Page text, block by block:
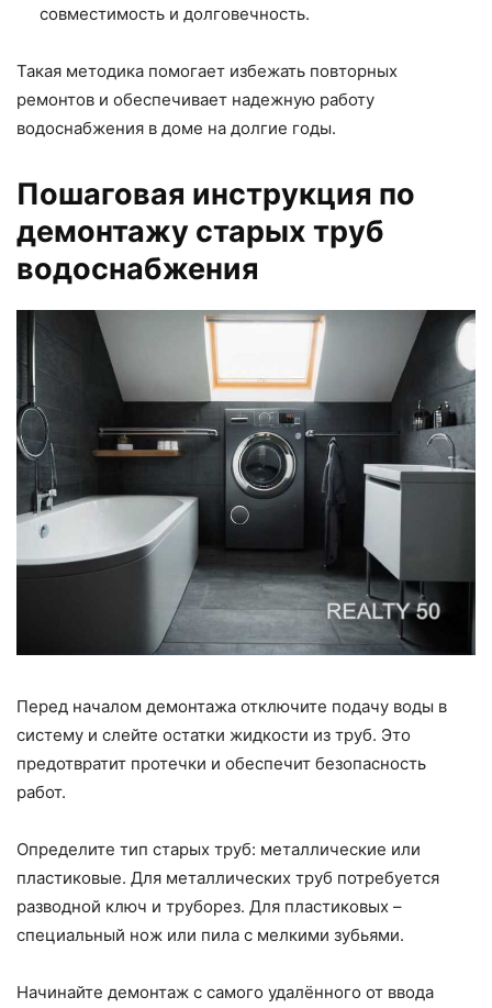
совместимость и долговечность.
Такая методика помогает избежать повторных
ремонтов и обеспечивает надежную работу
водоснабжения в доме на долгие годы.
Пошаговая инструкция по
демонтажу старых труб
водоснабжения
Перед началом демонтажа отключите подачу воды в
систему и слейте остатки жидкости из труб. Это
предотвратит протечки и обеспечит безопасность
работ.
Определите тип старых труб: металлические или
пластиковые. Для металлических труб потребуется
разводной ключ и труборез. Для пластиковых –
специальный нож или пила с мелкими зубьями.
Начинайте демонтаж с самого удалённого от ввода